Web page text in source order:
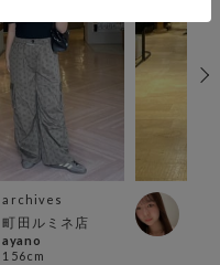
archives
町田ルミネ店
ayano
156cm